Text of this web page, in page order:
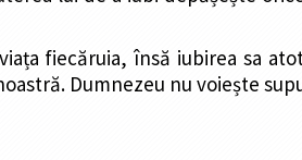
fiecăruia, însă iubirea sa
Dumnezeu nu voiește